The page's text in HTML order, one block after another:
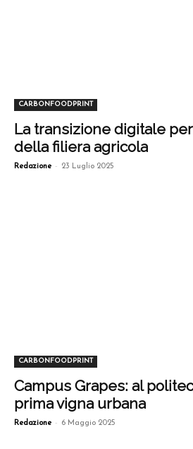
CARBONFOODPRINT
La transizione digitale
della filiera agricola
Redazione - 23 Luglio 2025
CARBONFOODPRINT
Campus Grapes: al
prima vigna urbana
Redazione - 6 Maggio 2025